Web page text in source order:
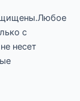
с
несет